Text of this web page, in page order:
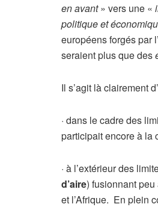
en avant» vers une «
politique et
européens forgés par
seraient plus que des
Il s’agit là clairement
· dans le cadre des
participait encore à la
· à l’extérieur des
d’aire) fusionnant
et l’Afrique. En plein